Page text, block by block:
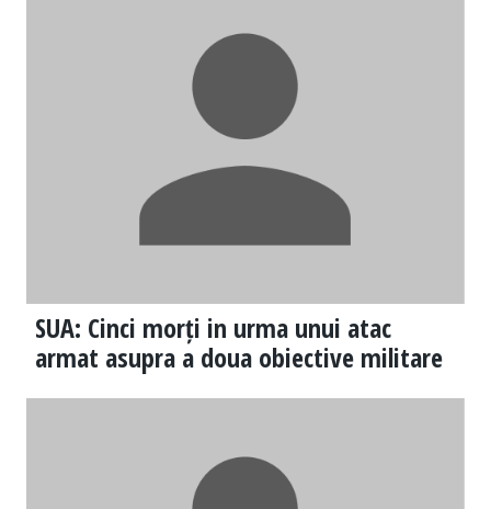
SUA: Cinci morți in urma unui atac
armat asupra a doua obiective militare